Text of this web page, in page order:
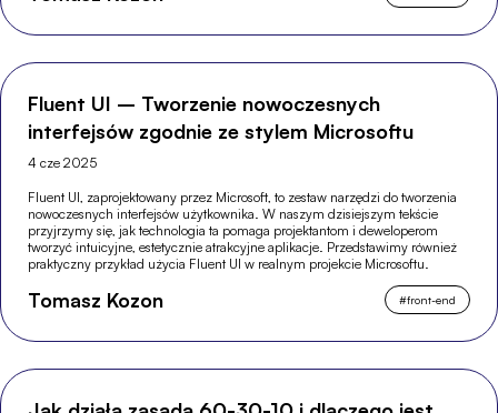
Fluent UI – Tworzenie nowoczesnych
interfejsów zgodnie ze stylem Microsoftu
4 cze 2025
Fluent UI, zaprojektowany przez Microsoft, to zestaw narzędzi do tworzenia
nowoczesnych interfejsów użytkownika. W naszym dzisiejszym tekście
przyjrzymy się, jak technologia ta pomaga projektantom i deweloperom
tworzyć intuicyjne, estetycznie atrakcyjne aplikacje. Przedstawimy również
praktyczny przykład użycia Fluent UI w realnym projekcie Microsoftu.
Tomasz Kozon #front-end